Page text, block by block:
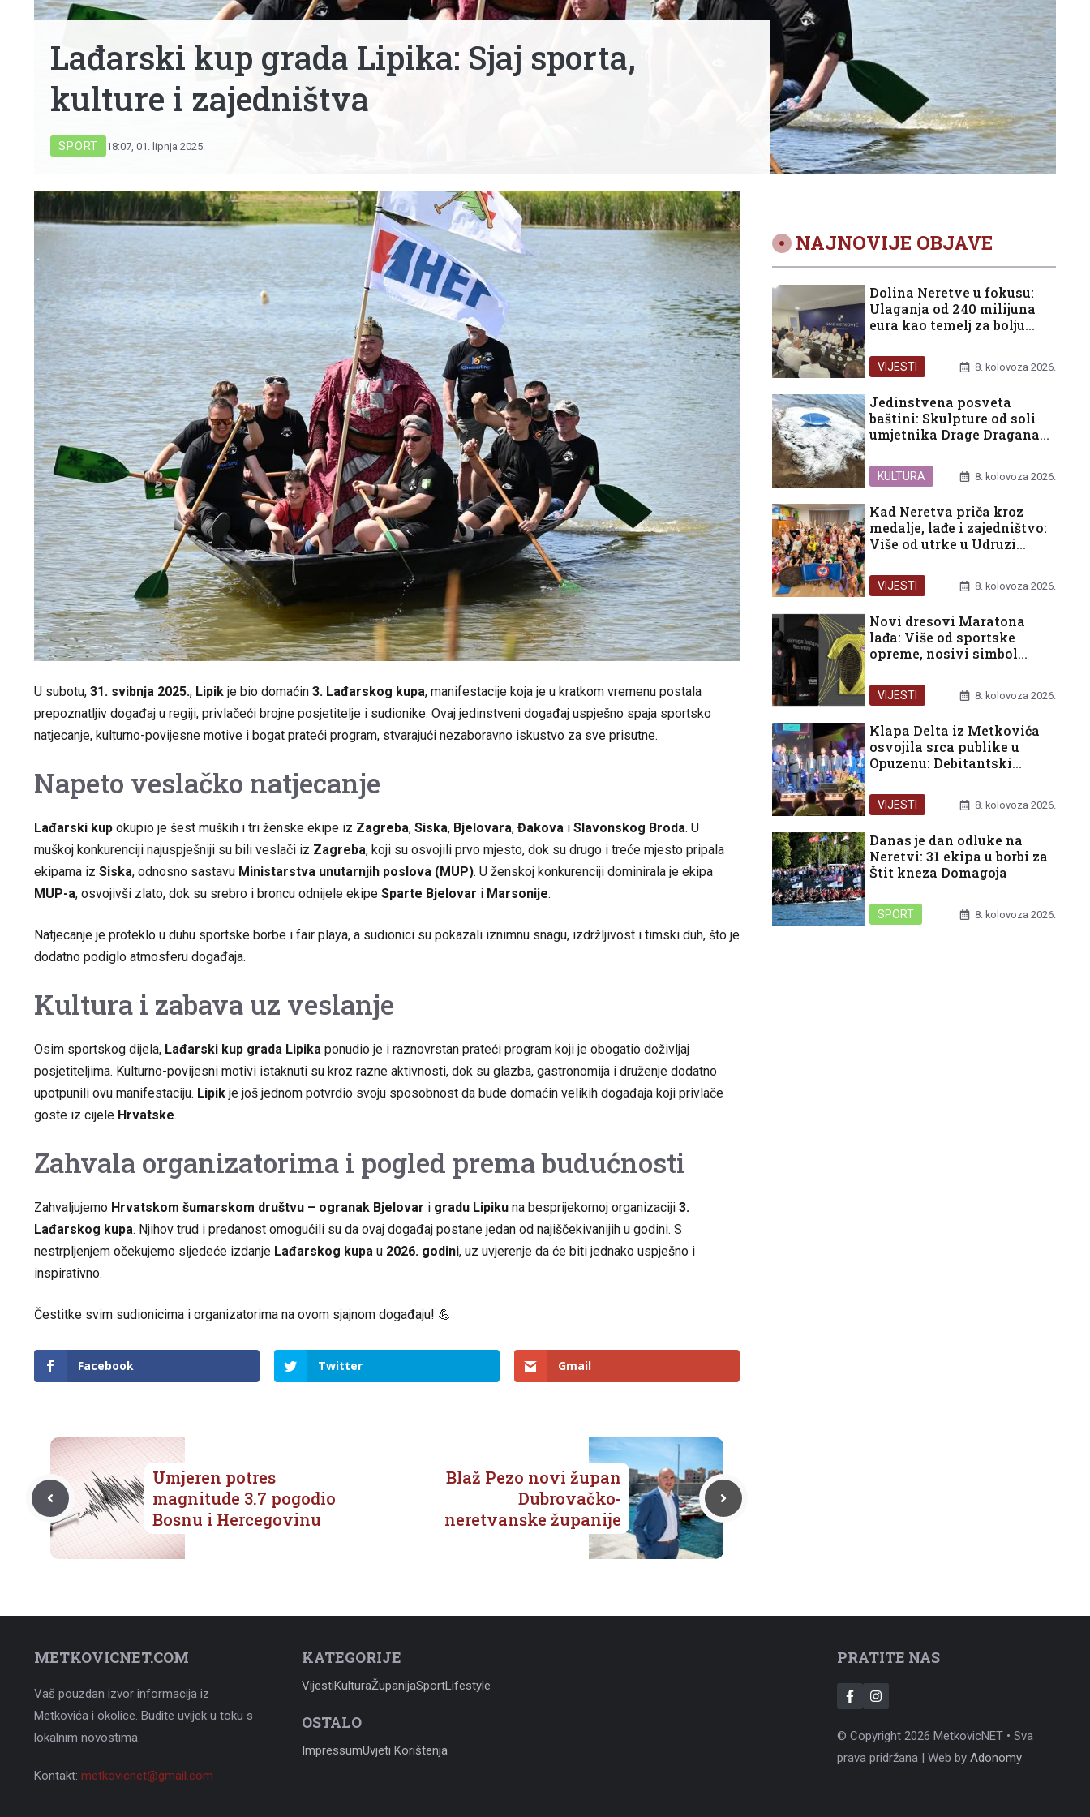
Lađarski kup grada Lipika: Sjaj sporta,
kulture i zajedništva
SPORT 18:07, 01. lipnja 2025.
U subotu, 31. svibnja 2025., Lipik je bio domaćin 3. Lađarskog kupa, manifestacije koja je u kratkom vremenu postala
prepoznatljiv događaj u regiji, privlačeći brojne posjetitelje i sudionike. Ovaj jedinstveni događaj uspješno spaja sportsko
natjecanje, kulturno-povijesne motive i bogat prateći program, stvarajući nezaboravno iskustvo za sve prisutne.
Napeto veslačko natjecanje
Lađarski kup okupio je šest muških i tri ženske ekipe iz Zagreba, Siska, Bjelovara, Đakova i Slavonskog Broda. U
muškoj konkurenciji najuspješniji su bili veslači iz Zagreba, koji su osvojili prvo mjesto, dok su drugo i treće mjesto pripala
ekipama iz Siska, odnosno sastavu Ministarstva unutarnjih poslova (MUP). U ženskoj konkurenciji dominirala je ekipa
MUP-a, osvojivši zlato, dok su srebro i broncu odnijele ekipe Sparte Bjelovar i Marsonije.
Natjecanje je proteklo u duhu sportske borbe i fair playa, a sudionici su pokazali iznimnu snagu, izdržljivost i timski duh, što je
dodatno podiglo atmosferu događaja.
Kultura i zabava uz veslanje
Osim sportskog dijela, Lađarski kup grada Lipika ponudio je i raznovrstan prateći program koji je obogatio doživljaj
posjetiteljima. Kulturno-povijesni motivi istaknuti su kroz razne aktivnosti, dok su glazba, gastronomija i druženje dodatno
upotpunili ovu manifestaciju. Lipik je još jednom potvrdio svoju sposobnost da bude domaćin velikih događaja koji privlače
goste iz cijele Hrvatske.
Zahvala organizatorima i pogled prema budućnosti
Zahvaljujemo Hrvatskom šumarskom društvu – ogranak Bjelovar i gradu Lipiku na besprijekornoj organizaciji 3.
Lađarskog kupa. Njihov trud i predanost omogućili su da ovaj događaj postane jedan od najiščekivanijih u godini. S
nestrpljenjem očekujemo sljedeće izdanje Lađarskog kupa u 2026. godini, uz uvjerenje da će biti jednako uspješno i
inspirativno.
Čestitke svim sudionicima i organizatorima na ovom sjajnom događaju! 💪
Facebook Twitter Gmail
Umjeren potres
magnitude 3.7 pogodio
Bosnu i Hercegovinu
Blaž Pezo novi župan
Dubrovačko-
neretvanske županije
NAJNOVIJE OBJAVE
Dolina Neretve u fokusu:
Ulaganja od 240 milijuna
eura kao temelj za bolju
VIJESTI 8. kolovoza 2026.
Jedinstvena posveta
baštini: Skulpture od soli
umjetnika Drage Dragana
KULTURA 8. kolovoza 2026.
Kad Neretva priča kroz
medalje, lađe i zajedništvo:
Više od utrke u Udruzi
VIJESTI 8. kolovoza 2026.
Novi dresovi Maratona
lađa: Više od sportske
opreme, nosivi simbol
VIJESTI 8. kolovoza 2026.
Klapa Delta iz Metkovića
osvojila srca publike u
Opuzenu: Debitantski
nagradom
VIJESTI 8. kolovoza 2026.
Danas je dan odluke na
Neretvi: 31 ekipa u borbi za
Štit kneza Domagoja
SPORT 8. kolovoza 2026.
METKOVICNET.COM
Vaš pouzdan izvor informacija iz
Metkovića i okolice. Budite uvijek u toku s
lokalnim novostima.
Kontakt: metkovicnet@gmail.com
KATEGORIJE
VijestiKulturaŽupanijaSportLifestyle
OSTALO
ImpressumUvjeti Korištenja
PRATITE NAS
© Copyright 2026 MetkovicNET • Sva
prava pridržana | Web by Adonomy